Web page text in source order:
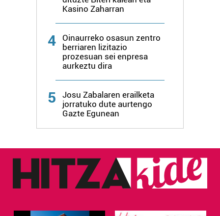
Bazkide batzuek ez dizute baimenik eskatzen, eta beren
interes komertzial legitimoetan babesten dira. Ikusi gure
bazkideen zerrenda, beren ustez zein helburutarako
duten interes legitimoa eta horren aurka nola egin
Lortu zure datu pertsonalak prozesatzeko moduari
buruzko informazio gehiago eta ezarri zure lehentasunak
datuen atalean. Edozein unetan alda edo ken dezakezu
zure baimena Cookieen adierazpenean.
fitxategiak erabiltzen ditu. Zure esperientzia eta
zerbitzuak hobetzeko asmoz, cookie teknologiaz
baliatzen gara. Ohar hau onartuz gero, teknologia hori
irakurri
Kasino Zaharran
4
Oinaurreko osasun zentro
berriaren lizitazio
prozesuan sei enpresa
aurkeztu dira
5
Josu Zabalaren erailketa
jorratuko dute aurtengo
Gazte Egunean